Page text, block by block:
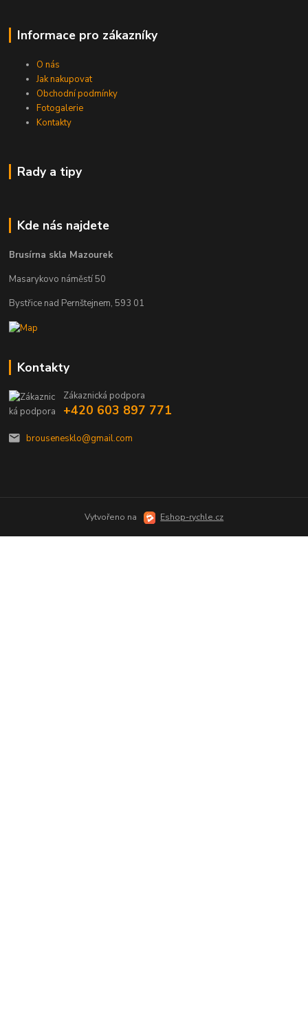
Informace pro zákazníky
O nás
Jak nakupovat
Obchodní podmínky
Fotogalerie
Kontakty
Rady a tipy
Kde nás najdete
Brusírna skla Mazourek
Masarykovo náměstí 50
Bystřice nad Pernštejnem, 593 01
Kontakty
Zákaznická podpora
+420 603 897 771
brousenesklo@gmail.com
Vytvořeno na Eshop-rychle.cz